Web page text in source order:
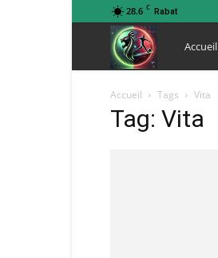
28.6 C Rabat
Lions
de
Accueil
Accueil Tags Vita
Tag: Vita